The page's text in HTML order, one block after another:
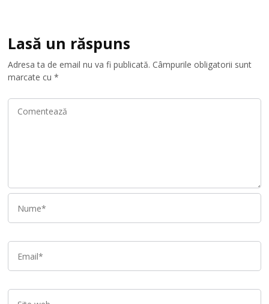
Lasă un răspuns
Adresa ta de email nu va fi publicată. Câmpurile obligatorii sunt
marcate cu*